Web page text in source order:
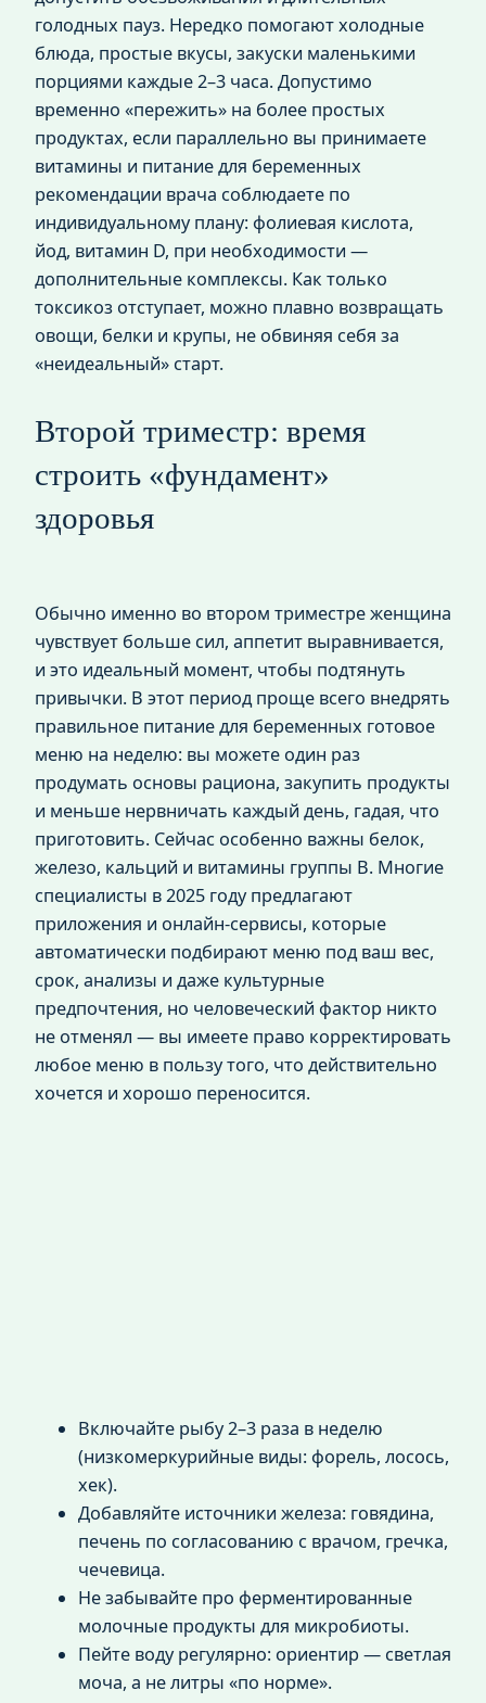
голодных пауз. Нередко помогают холодные
блюда, простые вкусы, закуски маленькими
порциями каждые 2–3 часа. Допустимо
временно «пережить» на более простых
продуктах, если параллельно вы принимаете
витамины и питание для беременных
рекомендации врача соблюдаете по
индивидуальному плану: фолиевая кислота,
йод, витамин D, при необходимости —
дополнительные комплексы. Как только
токсикоз отступает, можно плавно возвращать
овощи, белки и крупы, не обвиняя себя за
«неидеальный» старт.
Второй триместр: время
строить «фундамент»
здоровья
Обычно именно во втором триместре женщина
чувствует больше сил, аппетит выравнивается,
и это идеальный момент, чтобы подтянуть
привычки. В этот период проще всего внедрять
правильное питание для беременных готовое
меню на неделю: вы можете один раз
продумать основы рациона, закупить продукты
и меньше нервничать каждый день, гадая, что
приготовить. Сейчас особенно важны белок,
железо, кальций и витамины группы B. Многие
специалисты в 2025 году предлагают
приложения и онлайн‑сервисы, которые
автоматически подбирают меню под ваш вес,
срок, анализы и даже культурные
предпочтения, но человеческий фактор никто
не отменял — вы имеете право корректировать
любое меню в пользу того, что действительно
хочется и хорошо переносится.
Включайте рыбу 2–3 раза в неделю
(низкомеркурийные виды: форель, лосось,
хек).
Добавляйте источники железа: говядина,
печень по согласованию с врачом, гречка,
чечевица.
Не забывайте про ферментированные
молочные продукты для микробиоты.
Пейте воду регулярно: ориентир — светлая
моча, а не литры «по норме».